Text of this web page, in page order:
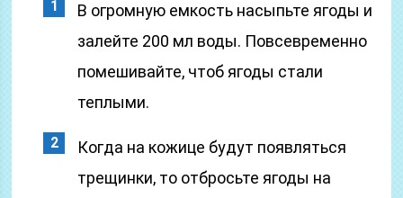
В огромную емкость насыпьте ягоды и
залейте 200 мл воды. Повсевременно
помешивайте, чтоб ягоды стали
теплыми.
Когда на кожице будут появляться
трещинки, то отбросьте ягоды на